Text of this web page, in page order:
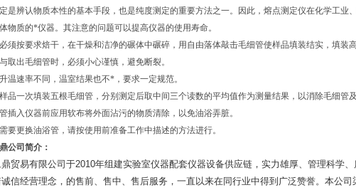
是辨认物质本性的基本手段，也是纯度测定的重要方法之一。因此，熔点测定仪在化学工业
物质的*仪器。其注意的问题可以提高仪器的使用寿命。
须按要求焙干，在干燥和洁净的碾体中碾碎，用自由落体敲击毛细管使样品填装结实，填装
取出毛细管时，必须小心谨慎，避免断裂。
温速率不同，温室结果也不*，要求一定规范。
品一次填装五根毛细管，分别测定后取中间三个读数的平均值作为测量结果，以消除毛细管
插入仪器前应用软布将外面沾污的物质清除，以免油浴弄脏。
要更换油浴管，请按使用前准备工作中描述的方法进行。
公司简介：
贸易有限公司于2010年组建实验室仪器配套仪器设备供应链，实力雄厚、管理科学、
信经营理念，的售前、售中、售后服务，一直以来在同行业中得到广泛赞誉。本公